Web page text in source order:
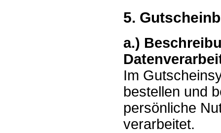
5.
a.)
Im
bestellen und
persönliche
verarbeitet.